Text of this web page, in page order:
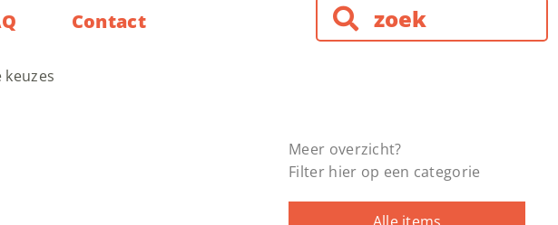
Contact
Meer overzicht?
Filter hier op een categorie